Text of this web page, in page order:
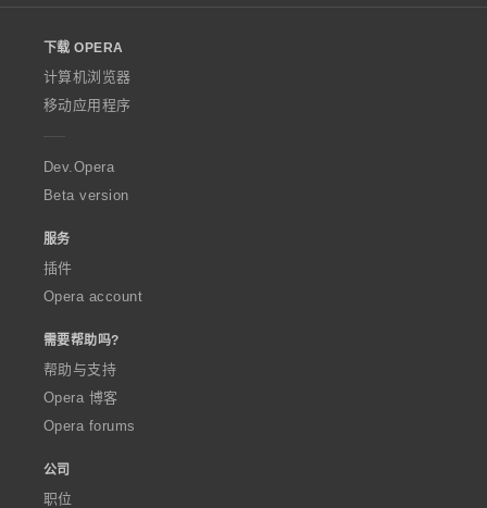
w
O
p
e
a
下载 OPERA
计算机浏览器
移动应用程序
Dev.Opera
Beta version
服务
插件
Opera account
需要帮助吗?
帮助与支持
Opera 博客
Opera forums
公司
职位